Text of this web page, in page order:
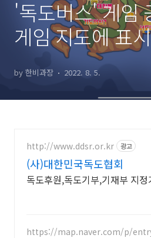
'독도버스' 게임
게임 지도에 표
둘레길 스팟을
by 한비과장 2022. 8. 5.
http://www.ddsr.or.kr 광고
(사)대한민국독도협회
독도후원,독도기부,기재부 지정
https://map.naver.com/p/